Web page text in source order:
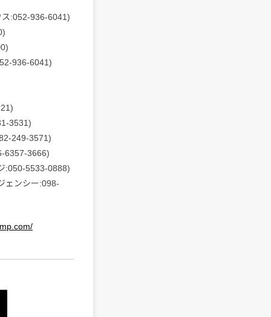
:052-936-6041)
936-6041)
3531)
249-3571)
6357-3666)
:050-5533-0888)
ェンシー:098-